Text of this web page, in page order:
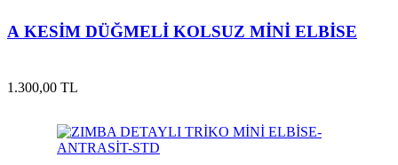
A KESİM DÜĞMELİ KOLSUZ MİNİ ELBİSE
1.300,00 TL